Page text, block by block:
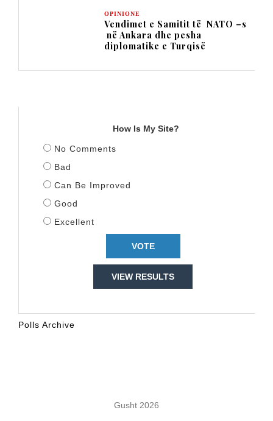
OPINIONE
Vendimet e Samitit të NATO –s
në Ankara dhe pesha
diplomatike e Turqisë
How Is My Site?
No Comments
Bad
Can Be Improved
Good
Excellent
VIEW RESULTS
Polls Archive
Gusht 2026